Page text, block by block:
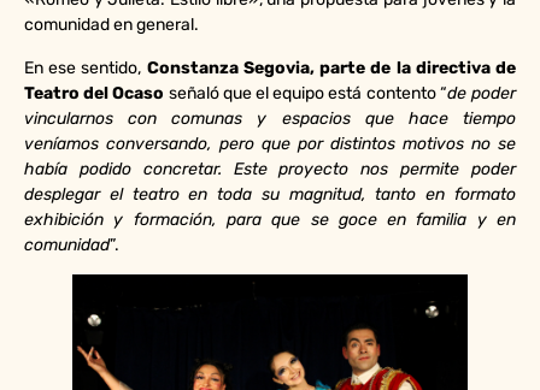
comunidad en general.
En ese sentido, Constanza Segovia, parte de la directiva de
Teatro del Ocaso señaló que el equipo está contento “de poder
vincularnos con comunas y espacios que hace tiempo
veníamos conversando, pero que por distintos motivos no se
había podido concretar. Este proyecto nos permite poder
desplegar el teatro en toda su magnitud, tanto en formato
exhibición y formación, para que se goce en familia y en
comunidad”.